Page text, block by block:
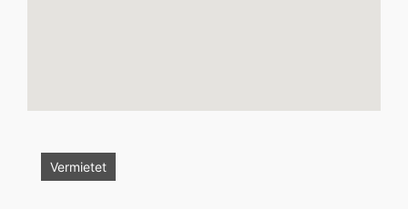
Vermietet